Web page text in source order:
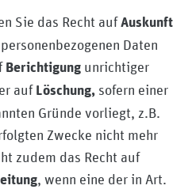
Sie das Recht aufAuskunft
Daten
Berichtigung unrichtiger
auf Löschung, sofern einer
Gründe vorliegt, z.B.
Zwecke nicht mehr
zudem das Recht auf
, wenn eine der in Art.